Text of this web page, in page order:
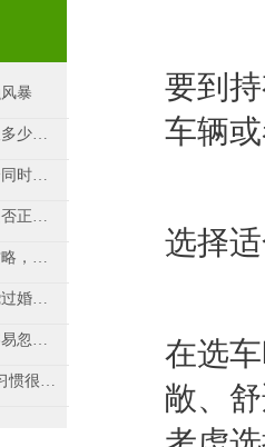
暴
昆山租车攻略：一天多少钱，如何选择划算的租车服务？
昆山签定汽车租赁合同时需注意的事项
如何判断租车公司是否正规呢？-昆山租车公司
昆山假期必看租车攻略，租车平台如何选择？
昆山婚庆租车价格绕过婚庆中介能省不少
关于在婚庆包车时容易忽视的几件事
昆山租车公司_停车习惯很大程度上决定了汽车漆面的好坏
要到
车辆
选择
在选
敞、